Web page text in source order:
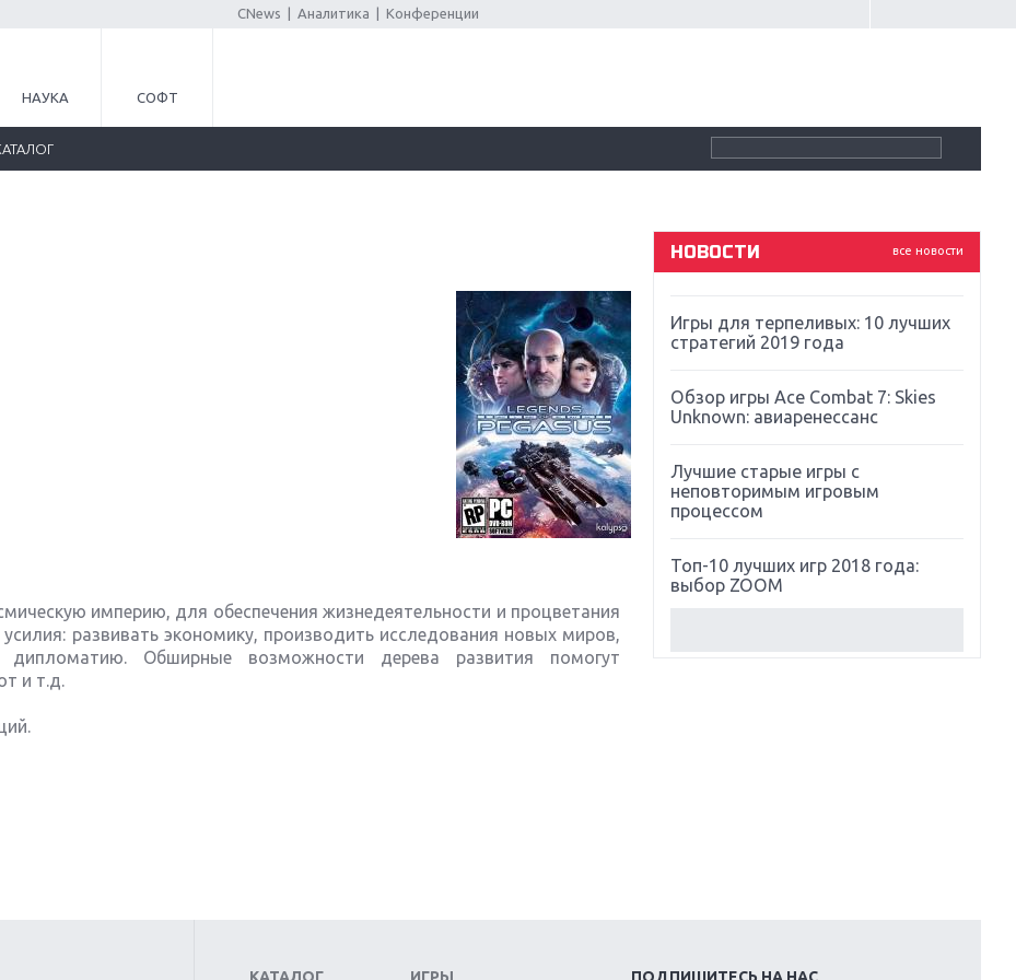
CNews Аналитика Конференции
НАУКА СОФТ
империю, для обеспечения жизнедеятельности и процветания
развивать экономику, производить исследования новых миров,
Обширные возможности дерева развития помогут
и т.д.
все новости
НОВОСТИ
Souls
Far Cry 5: хвалить нельзя ругать
Игры для терпеливых: 10 лучших
стратегий 2019 года
Обзор игры Ace Combat 7: Skies
Unknown: авиаренессанс
Лучшие старые игры с
неповторимым игровым
процессом
Топ-10 лучших игр 2018 года:
выбор ZOOM